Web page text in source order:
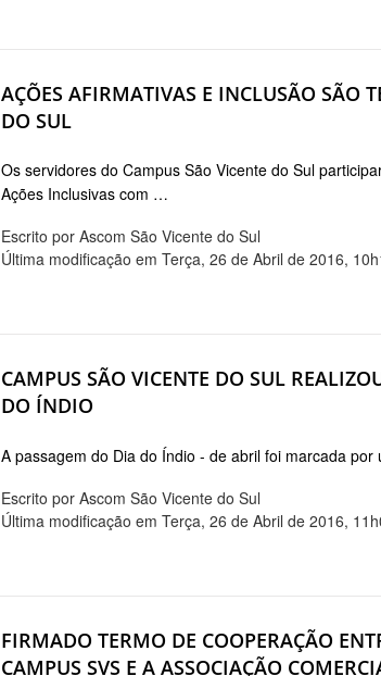
AÇÕES AFIRMATIVAS E INCLUSÃO SÃO
DO SUL
Os servidores do Campus São Vicente do Sul
Ações Inclusivas com …
Escrito por Ascom São Vicente do Sul
Última modificação em Terça, 26 de Abril de 2016,
CAMPUS SÃO VICENTE DO SUL
DO ÍNDIO
A passagem do Dia do Índio - de abril foi marcada
Escrito por Ascom São Vicente do Sul
Última modificação em Terça, 26 de Abril de 2016,
FIRMADO TERMO DE COOPERAÇÃO
CAMPUS SVS E A ASSOCIAÇÃO